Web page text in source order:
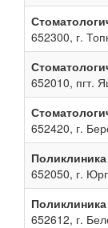
652300, г.
652010, пгт.
652420, г.
Поликлиника
652050, г.
Поликлиника
652612, г.